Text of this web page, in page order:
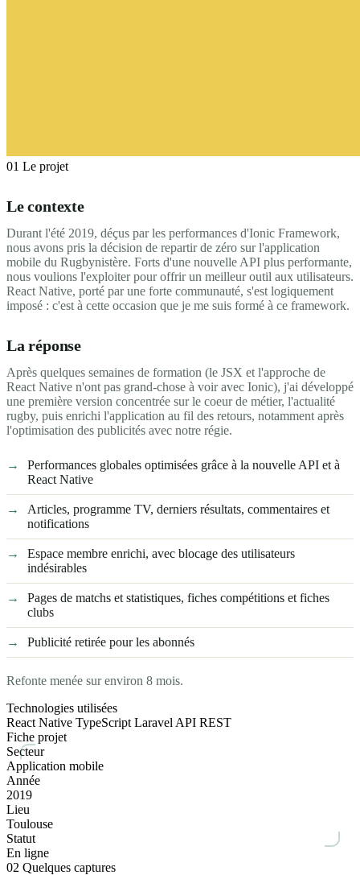
01 Le projet
Le contexte
Durant l'été 2019, déçus par les performances d'Ionic Framework,
nous avons pris la décision de repartir de zéro sur l'application
mobile du Rugbynistère. Forts d'une nouvelle API plus performante,
nous voulions l'exploiter pour offrir un meilleur outil aux utilisateurs.
React Native, porté par une forte communauté, s'est logiquement
imposé : c'est à cette occasion que je me suis formé à ce framework.
La réponse
Après quelques semaines de formation (le JSX et l'approche de
React Native n'ont pas grand-chose à voir avec Ionic), j'ai développé
une première version concentrée sur le coeur de métier, l'actualité
rugby, puis enrichi l'application au fil des retours, notamment après
l'optimisation des publicités avec notre régie.
Performances globales optimisées grâce à la nouvelle API et à
React Native
Articles, programme TV, derniers résultats, commentaires et
notifications
Espace membre enrichi, avec blocage des utilisateurs
indésirables
Pages de matchs et statistiques, fiches compétitions et fiches
clubs
Publicité retirée pour les abonnés
Refonte menée sur environ 8 mois.
Technologies utilisées
React Native TypeScript Laravel API REST
Fiche projet
Secteur
Application mobile
Année
2019
Lieu
Toulouse
Statut
En ligne
02 Quelques captures